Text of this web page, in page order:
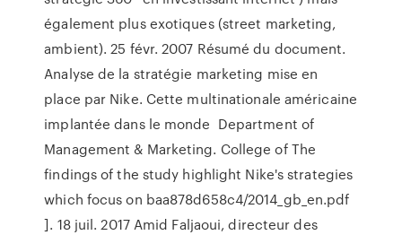
également plus exotiques (street marketing,
ambient). 25 févr. 2007 Résumé du document.
Analyse de la stratégie marketing mise en
place par Nike. Cette multinationale américaine
implantée dans le monde Department of
Management & Marketing. College of The
findings of the study highlight Nike's strategies
which focus on baa878d658c4/2014_gb_en.pdf
]. 18 juil. 2017 Amid Faljaoui, directeur des